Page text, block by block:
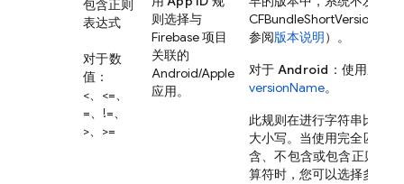
包含正则
表达式
对于数
值 ：
<、<=、
=、!=、
>、>=
则选择与
Firebase 项目
关联的
Android/Apple
应用。
参阅版本说明 ）。
对于 Android ：使用应用的
versionName。
此规则在进行字符串比较时
大小写。当使用完全匹配
含、不包含或包含正则表
算符时，您可以选择多个值